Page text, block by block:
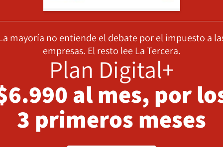
mayoría no entiende el debate por el impuesto a
empresas. El resto lee La Tercera.
Plan Digital+
al mes, por
3 primeros meses